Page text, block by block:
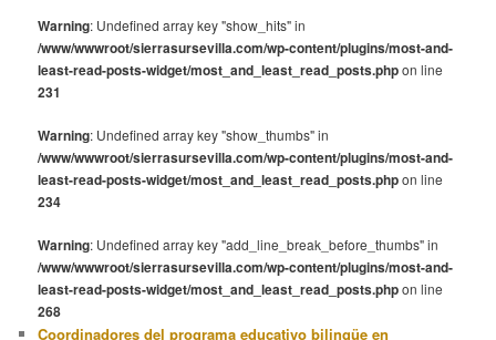
Warning: Undefined array key "show_hits" in
/www/wwwroot/sierrasursevilla.com/wp-content/plugins/most-and-
least-read-posts-widget/most_and_least_read_posts.phpon line
231
Warning: Undefined array key "show_thumbs" in
/www/wwwroot/sierrasursevilla.com/wp-content/plugins/most-and-
least-read-posts-widget/most_and_least_read_posts.phpon line
234
Warning: Undefined array key "add_line_break_before_thumbs" in
/www/wwwroot/sierrasursevilla.com/wp-content/plugins/most-and-
least-read-posts-widget/most_and_least_read_posts.phpon line
268
Coordinadores del programa educativo bilingüe en